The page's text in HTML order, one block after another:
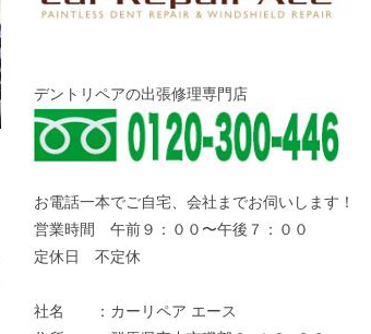
デントリペアの出張修理専門店
お電話一本でご自宅、会社までお伺いします！
営業時間 午前９：００〜午後７：００
定休日 不定休
社名 ：カーリペア エース